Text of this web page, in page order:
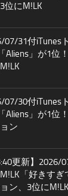
位にM!LK
07/31付iTunes
Aliens」が1位
07/30付iTunes
Aliens」が1位
ン
更新】2026/
「好きす
ン、3位にM!LK